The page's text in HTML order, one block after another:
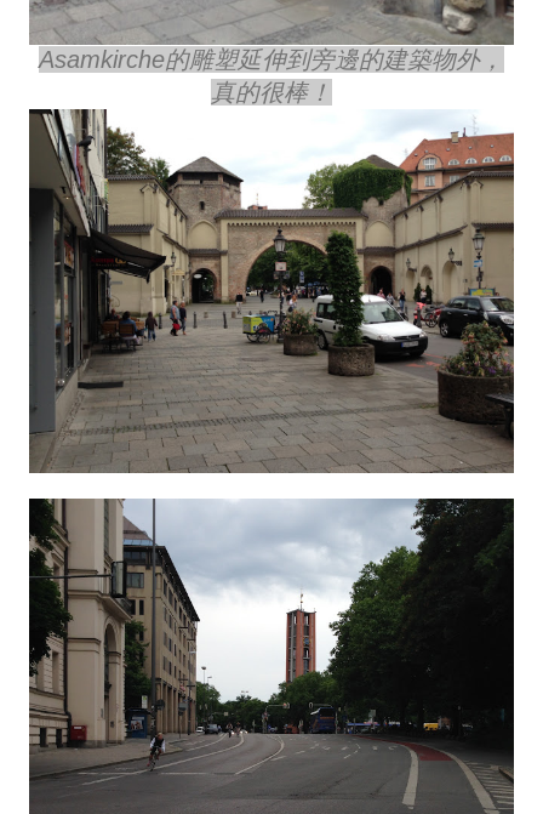
Asamkirche的雕塑延伸到旁邊的建築物外，
真的很棒！